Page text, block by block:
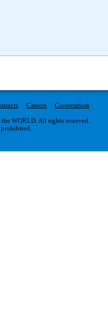
Careers
Cooperation
WORLD. All rights reserved.